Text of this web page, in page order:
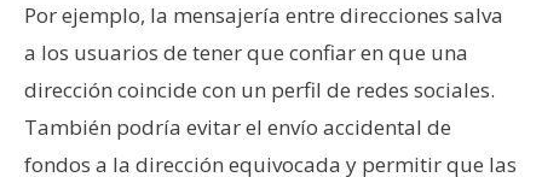
o
n
t
a
c
Por ejemplo, la mensajería entre direcciones salva
a los usuarios de tener que confiar en que una
dirección coincide con un perfil de redes sociales.
También podría evitar el envío accidental de
fondos a la dirección equivocada y permitir que las